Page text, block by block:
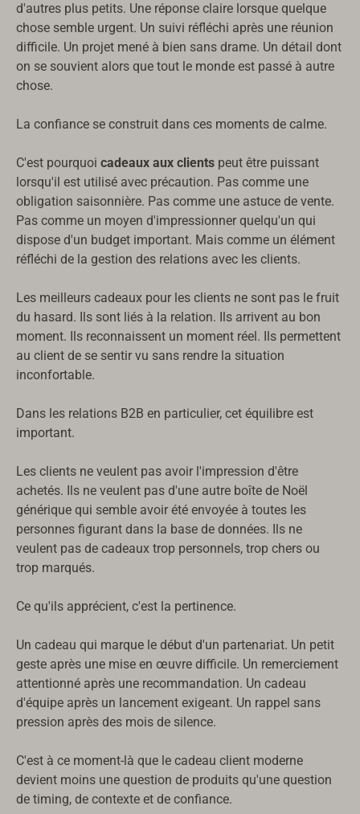
d'autres plus petits. Une réponse claire lorsque quelque
chose semble urgent. Un suivi réfléchi après une réunion
difficile. Un projet mené à bien sans drame. Un détail dont
on se souvient alors que tout le monde est passé à autre
chose.
La confiance se construit dans ces moments de calme.
C'est pourquoi cadeaux aux clients peut être puissant
lorsqu'il est utilisé avec précaution. Pas comme une
obligation saisonnière. Pas comme une astuce de vente.
Pas comme un moyen d'impressionner quelqu'un qui
dispose d'un budget important. Mais comme un élément
réfléchi de la gestion des relations avec les clients.
Les meilleurs cadeaux pour les clients ne sont pas le fruit
du hasard. Ils sont liés à la relation. Ils arrivent au bon
moment. Ils reconnaissent un moment réel. Ils permettent
au client de se sentir vu sans rendre la situation
inconfortable.
Dans les relations B2B en particulier, cet équilibre est
important.
Les clients ne veulent pas avoir l'impression d'être
achetés. Ils ne veulent pas d'une autre boîte de Noël
générique qui semble avoir été envoyée à toutes les
personnes figurant dans la base de données. Ils ne
veulent pas de cadeaux trop personnels, trop chers ou
trop marqués.
Ce qu'ils apprécient, c'est la pertinence.
Un cadeau qui marque le début d'un partenariat. Un petit
geste après une mise en œuvre difficile. Un remerciement
attentionné après une recommandation. Un cadeau
d'équipe après un lancement exigeant. Un rappel sans
pression après des mois de silence.
C'est à ce moment-là que le cadeau client moderne
devient moins une question de produits qu'une question
de timing, de contexte et de confiance.